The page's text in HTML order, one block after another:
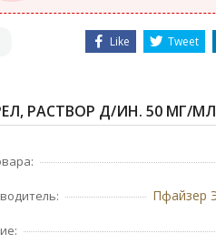
Like Tweet
РАСТВОР Д/ИН. 50 МГ/
Пфайзер